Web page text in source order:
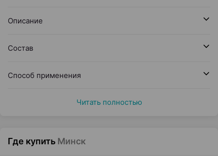
Описание
Состав
Способ применения
Читать полностью
Где купить Минск